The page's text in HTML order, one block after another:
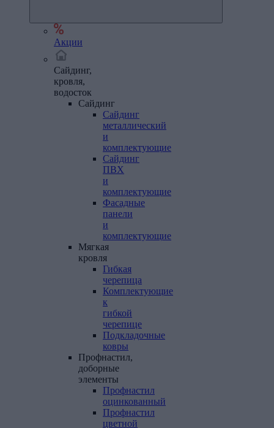
Акции
Сайдинг,
кровля,
водосток
Сайдинг
Сайдинг
металлический
и
комплектующие
Сайдинг
ПВХ
и
комплектующие
Фасадные
панели
и
комплектующие
Мягкая
кровля
Гибкая
черепица
Комплектующие
к
гибкой
черепице
Подкладочные
ковры
Профнастил,
доборные
элементы
Профнастил
оцинкованный
Профнастил
цветной